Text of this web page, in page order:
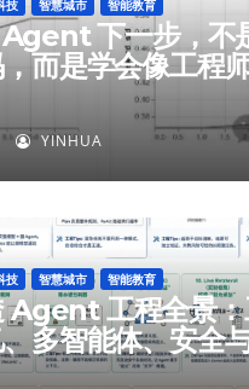
技 智慧城市 智能教育
下一步，不
而是学会像工程
YINHUA
技 智慧城市 智能教育
Agent 工程全景
多智能体、安全